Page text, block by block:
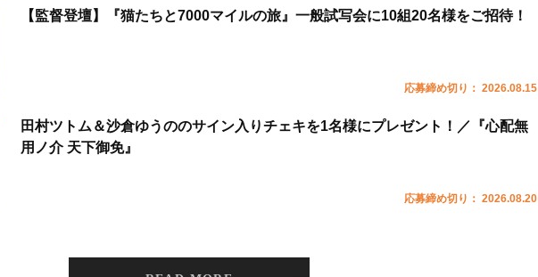
【監督登壇】『猫たちと7000マイルの旅』一般試写会に10組20名様をご招待！
応募締め切り： 2026.08.15
田村ツトム＆沙倉ゆうののサイン入りチェキを1名様にプレゼント！／『心配無
用ノ介 天下御免』
応募締め切り： 2026.08.20